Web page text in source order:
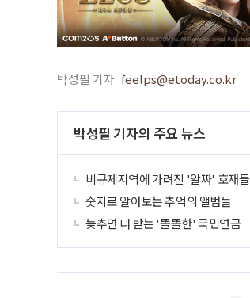
박성필 기자 feelps@etoday.co.kr
박성필 기자의 주요 뉴스
비규제지역에 가려진 '알짜' 호재들
숫자로 알아보는 추억의 앨범들
늦추면 더 받는 '똘똘한' 국민연금